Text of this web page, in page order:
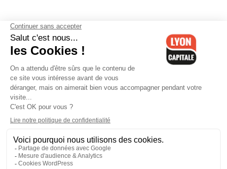
Contactez-nous-Mentions légales-CGV-Politique de
confidentialité-Gestion des cookies